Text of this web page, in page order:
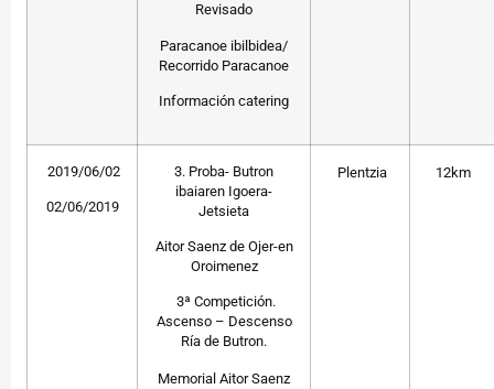
Revisado
Paracanoe ibilbidea/
Recorrido Paracanoe
Información catering
2019/06/02
02/06/2019
3. Proba- Butron
ibaiaren Igoera-
Jetsieta
Aitor Saenz de Ojer-en
Oroimenez
3ª Competición.
Ascenso – Descenso
Ría de Butron.
Memorial Aitor Saenz
Plentzia 12km